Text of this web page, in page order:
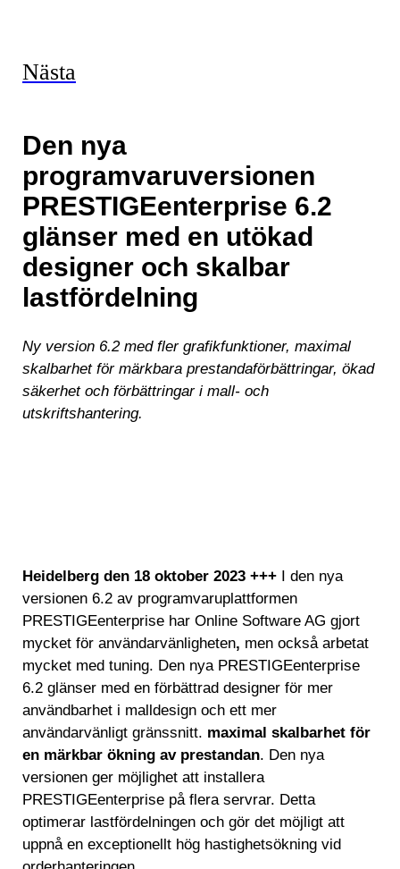
Nästa
Den nya
programvaruversionen
PRESTIGEenterprise 6.2
glänser med en utökad
designer och skalbar
lastfördelning
Ny version 6.2 med fler grafikfunktioner, maximal
skalbarhet för märkbara prestandaförbättringar, ökad
säkerhet och förbättringar i mall- och
utskriftshantering.
Heidelberg den 18 oktober 2023 +++ I den nya
versionen 6.2 av programvaruplattformen
PRESTIGEenterprise har Online Software AG gjort
mycket för användarvänligheten, men också arbetat
mycket med tuning. Den nya PRESTIGEenterprise
6.2 glänser med en förbättrad designer för mer
användbarhet i malldesign och ett mer
användarvänligt gränssnitt. maximal skalbarhet för
en märkbar ökning av prestandan. Den nya
versionen ger möjlighet att installera
PRESTIGEenterprise på flera servrar. Detta
optimerar lastfördelningen och gör det möjligt att
uppnå en exceptionellt hög hastighetsökning vid